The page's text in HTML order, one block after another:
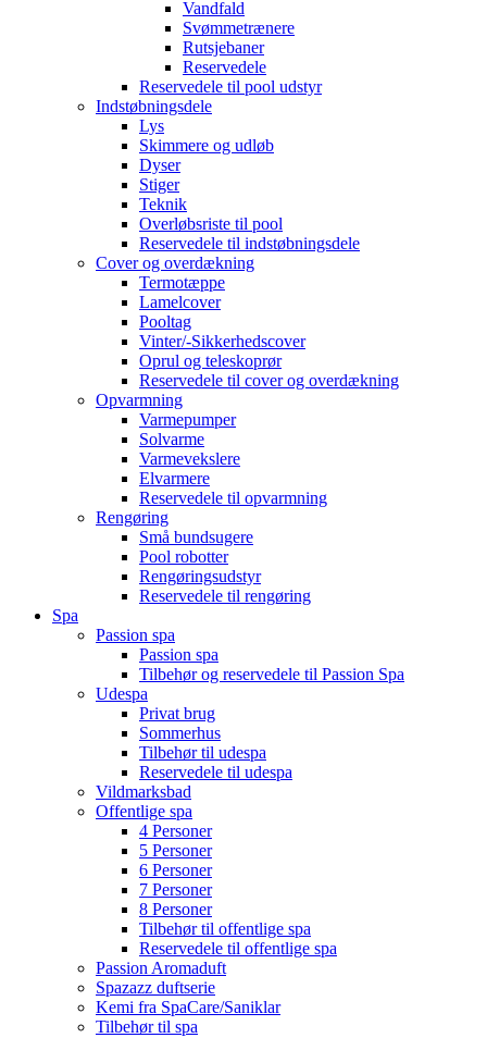
Vandfald
Svømmetrænere
Rutsjebaner
Reservedele
Reservedele til pool udstyr
Indstøbningsdele
Lys
Skimmere og udløb
Dyser
Stiger
Teknik
Overløbsriste til pool
Reservedele til indstøbningsdele
Cover og overdækning
Termotæppe
Lamelcover
Pooltag
Vinter/-Sikkerhedscover
Oprul og teleskoprør
Reservedele til cover og overdækning
Opvarmning
Varmepumper
Solvarme
Varmevekslere
Elvarmere
Reservedele til opvarmning
Rengøring
Små bundsugere
Pool robotter
Rengøringsudstyr
Reservedele til rengøring
Spa
Passion spa
Passion spa
Tilbehør og reservedele til Passion Spa
Udespa
Privat brug
Sommerhus
Tilbehør til udespa
Reservedele til udespa
Vildmarksbad
Offentlige spa
4 Personer
5 Personer
6 Personer
7 Personer
8 Personer
Tilbehør til offentlige spa
Reservedele til offentlige spa
Passion Aromaduft
Spazazz duftserie
Kemi fra SpaCare/Saniklar
Tilbehør til spa